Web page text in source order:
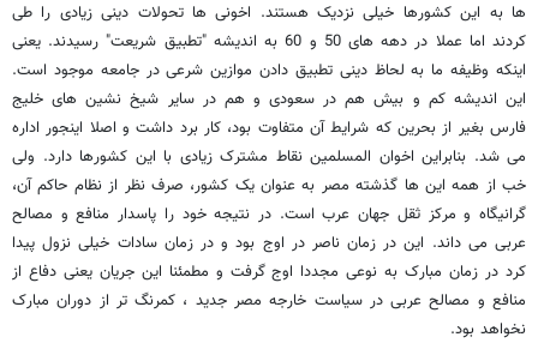
ها به این کشورها خیلی نزدیک هستند. اخونی ها تحولات دینی زیادی را طی
کردند اما عملا در دهه های 50 و 60 به اندیشه "تطبیق شریعت" رسیدند. یعنی
اینکه وظیفه ما به لحاظ دینی تطبیق دادن موازین شرعی در جامعه موجود است.
این اندیشه کم و بیش هم در سعودی و هم در سایر شیخ نشین های خلیج
فارس بغیر از بحرین که شرایط آن متفاوت بود، کار برد داشت و اصلا اینجور اداره
می شد. بنابراین اخوان المسلمین نقاط مشترک زیادی با این کشورها دارد. ولی
خب از همه این ها گذشته مصر به عنوان یک کشور، صرف نظر از نظام حاکم آن،
گرانیگاه و مرکز ثقل جهان عرب است. در نتیجه خود را پاسدار منافع و مصالح
عربی می داند. این در زمان ناصر در اوج بود و در زمان سادات خیلی نزول پیدا
کرد در زمان مبارک به نوعی مجددا اوج گرفت و مطمئنا این جریان یعنی دفاع از
منافع و مصالح عربی در سیاست خارجه مصر جدید ، کمرنگ تر از دوران مبارک
نخواهد بود.